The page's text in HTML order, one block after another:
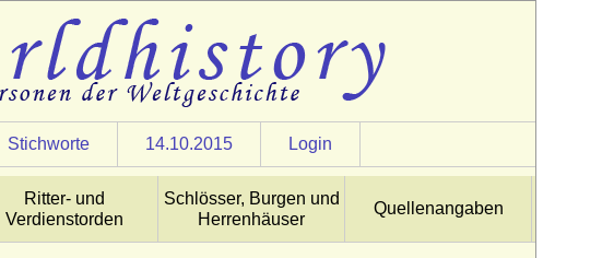
Stichworte 14.10.2015 Login
Ritter- und
Verdienstorden
Schlösser, Burgen und
Herrenhäuser
Quellenangaben